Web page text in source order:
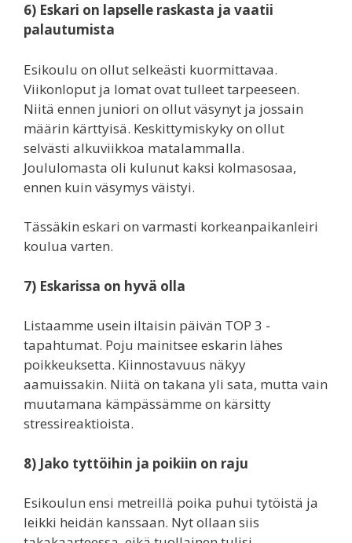
6) Eskari on lapselle raskasta ja vaatii
palautumista
Esikoulu on ollut selkeästi kuormittavaa.
Viikonloput ja lomat ovat tulleet tarpeeseen.
Niitä ennen juniori on ollut väsynyt ja jossain
määrin kärttyisä. Keskittymiskyky on ollut
selvästi alkuviikkoa matalammalla.
Joululomasta oli kulunut kaksi kolmasosaa,
ennen kuin väsymys väistyi.
Tässäkin eskari on varmasti korkeanpaikanleiri
koulua varten.
7) Eskarissa on hyvä olla
Listaamme usein iltaisin päivän TOP 3 -
tapahtumat. Poju mainitsee eskarin lähes
poikkeuksetta. Kiinnostavuus näkyy
aamuissakin. Niitä on takana yli sata, mutta vain
muutamana kämpässämme on kärsitty
stressireaktioista.
8) Jako tyttöihin ja poikiin on raju
Esikoulun ensi metreillä poika puhui tytöistä ja
leikki heidän kanssaan. Nyt ollaan siis